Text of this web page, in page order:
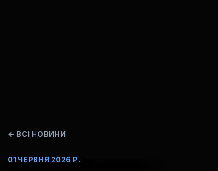
← ВСІ НОВИНИ
01 ЧЕРВНЯ 2026 Р.